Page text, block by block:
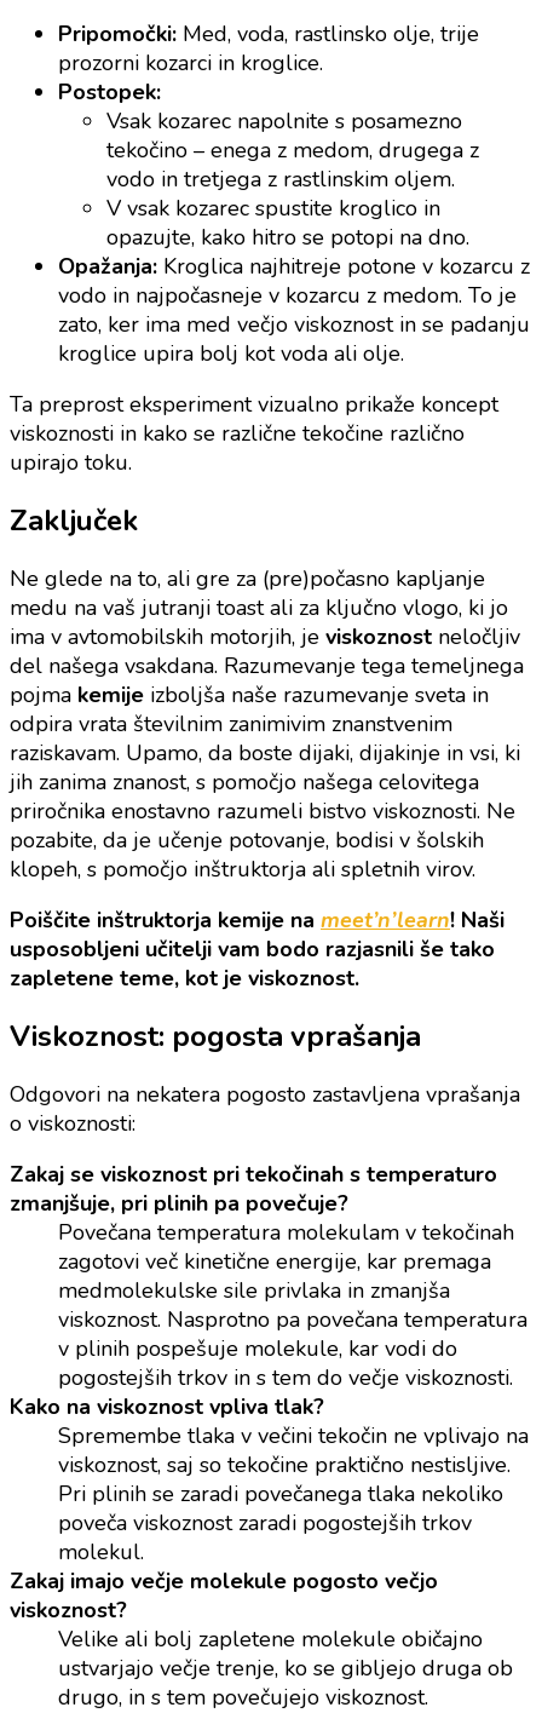
Pripomočki: Med, voda, rastlinsko olje, trije
prozorni kozarci in kroglice.
Postopek:
Vsak kozarec napolnite s posamezno
tekočino – enega z medom, drugega z
vodo in tretjega z rastlinskim oljem.
V vsak kozarec spustite kroglico in
opazujte, kako hitro se potopi na dno.
Opažanja: Kroglica najhitreje potone v kozarcu z
vodo in najpočasneje v kozarcu z medom. To je
zato, ker ima med večjo viskoznost in se padanju
kroglice upira bolj kot voda ali olje.
Ta preprost eksperiment vizualno prikaže koncept
viskoznosti in kako se različne tekočine različno
upirajo toku.
Zaključek
Ne glede na to, ali gre za (pre)počasno kapljanje
medu na vaš jutranji toast ali za ključno vlogo, ki jo
ima v avtomobilskih motorjih, je viskoznost neločljiv
del našega vsakdana. Razumevanje tega temeljnega
pojma kemije izboljša naše razumevanje sveta in
odpira vrata številnim zanimivim znanstvenim
raziskavam. Upamo, da boste dijaki, dijakinje in vsi, ki
jih zanima znanost, s pomočjo našega celovitega
priročnika enostavno razumeli bistvo viskoznosti. Ne
pozabite, da je učenje potovanje, bodisi v šolskih
klopeh, s pomočjo inštruktorja ali spletnih virov.
Poiščite inštruktorja kemije na meet’n’learn! Naši
usposobljeni učitelji vam bodo razjasnili še tako
zapletene teme, kot je viskoznost.
Viskoznost: pogosta vprašanja
Odgovori na nekatera pogosto zastavljena vprašanja
o viskoznosti:
Zakaj se viskoznost pri tekočinah s temperaturo
zmanjšuje, pri plinih pa povečuje?
Povečana temperatura molekulam v tekočinah
zagotovi več kinetične energije, kar premaga
medmolekulske sile privlaka in zmanjša
viskoznost. Nasprotno pa povečana temperatura
v plinih pospešuje molekule, kar vodi do
pogostejših trkov in s tem do večje viskoznosti.
Kako na viskoznost vpliva tlak?
Spremembe tlaka v večini tekočin ne vplivajo na
viskoznost, saj so tekočine praktično nestisljive.
Pri plinih se zaradi povečanega tlaka nekoliko
poveča viskoznost zaradi pogostejših trkov
molekul.
Zakaj imajo večje molekule pogosto večjo
viskoznost?
Velike ali bolj zapletene molekule običajno
ustvarjajo večje trenje, ko se gibljejo druga ob
drugo, in s tem povečujejo viskoznost.